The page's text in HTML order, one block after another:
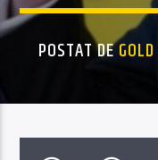
POSTAT DE